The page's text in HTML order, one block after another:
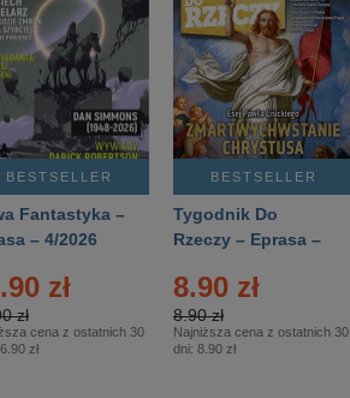
BESTSELLER
Fantastyka –
– 4/2026
zł
zł
cena z ostatnich 30
zł
BESTSELLER
Tygodnik Do
Rzeczy – Eprasa –
8.90 zł
8.90 zł
Najniższa cena z ostatnich 30
dni: 8.90 zł